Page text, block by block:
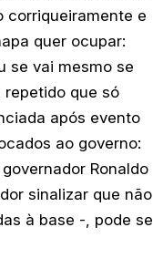
corriqueiramente e
quer ocupar:
se vai mesmo se
repetido que só
após evento
ao governo:
Ronaldo
sinalizar que não
à base -, pode se